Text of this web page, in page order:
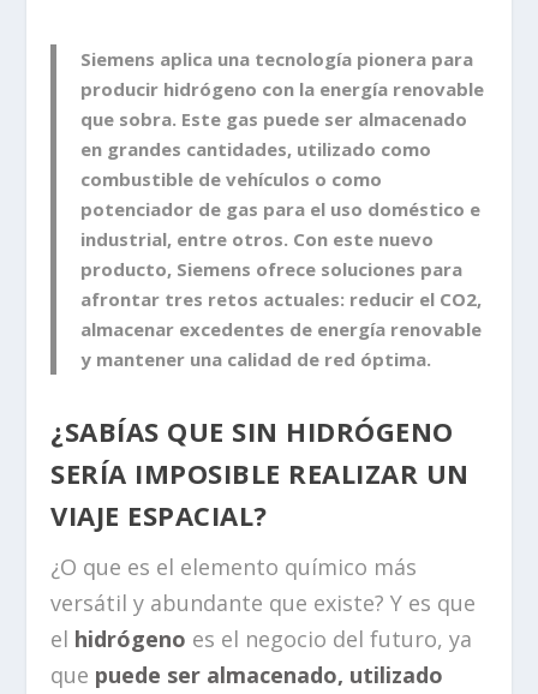
Siemens aplica una tecnología pionera para
producir hidrógeno con la energía renovable
que sobra. Este gas puede ser almacenado
en grandes cantidades, utilizado como
combustible de vehículos o como
potenciador de gas para el uso doméstico e
industrial, entre otros. Con este nuevo
producto, Siemens ofrece soluciones para
afrontar tres retos actuales: reducir el CO2,
almacenar excedentes de energía renovable
y mantener una calidad de red óptima.
¿SABÍAS QUE SIN HIDRÓGENO
SERÍA IMPOSIBLE REALIZAR UN
VIAJE ESPACIAL?
¿O que es el elemento químico más
versátil y abundante que existe? Y es que
el hidrógeno es el negocio del futuro, ya
que puede ser almacenado, utilizado